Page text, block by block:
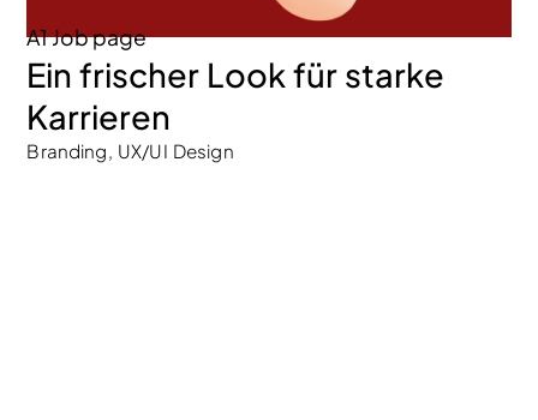
A1 Job page
Ein frischer Look für starke
Karrieren
Branding, UX/UI Design